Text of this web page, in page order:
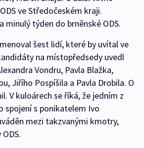
ve Středočeském kraji.
minulý týden do brněnské ODS.
šest lidí, které by uvítal ve
na místopředsedy uvedl
Vondru, Pavla Blažka,
Jiřího Pospíšila a Pavla Drobila. O
V kuloárech se říká, že jedním z
spojení s ponikatelem Ivo
mezi takzvanými kmotry,